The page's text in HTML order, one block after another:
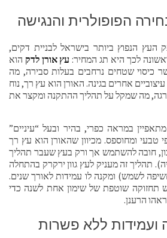
הפופולרית והנגישה
העץ הנפוץ ביותר בישראל לבניית דקים,
לכך היא תג המחיר: עץ אורן לדק הוא
כיסוי שטחים נרחבים בעלות סבירה, מה
אחרים בגינה. האורן הוא עץ רך, נוח
מה שמקל על תהליך ההתקנה ומקצר את
במראה כפרי, בהיר ובעל “עיניים”
טבעי ומחוספס. מכיוון שהאורן הוא עץ רך
חובה להשתמש אך ורק בעץ שעבר תהליך
תהליך זה מעניק לעץ גוון ירקרק בהתחלה
לשמש) ומקנה לו עמידות לאורך שנים.
תחזוקה שוטפת של שימון אחת לשנה כדי
הרענן.
ועמידות ללא פשרות